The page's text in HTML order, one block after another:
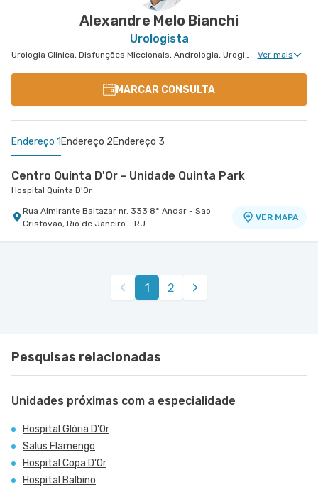
Alexandre Melo Bianchi
Urologista
Urologia Clinica, Disfunções Miccionais, Andrologia, Uroginecologia, Infertilidade Masculina, Urologia Oncológica, Cirurgia Robótica Urológica, Urologia Pediátrica Ver mais
MARCAR CONSULTA
Endereço 1 Endereço 2Endereço 3
Centro Quinta D'Or - Unidade Quinta Park
Hospital Quinta D'Or
Rua Almirante Baltazar nr. 333 8° Andar - Sao
Cristovao, Rio de Janeiro - RJ
VER MAPA
Centro Médico Niteroi D'Or- Unidade Icaraí
Rua Mariz e Barros nr. 550 - Icarai, Niteroi - RJ
Oncologia D'Or Hospital Barra D'Or
Avenida Nelson Mufarrej nr. 255 1° Andar - Barra
da Tijuca, Rio de Janeiro - RJ
1 2
Pesquisas relacionadas
Unidades próximas com a especialidade
Hospital Glória D'Or
Salus Flamengo
Hospital Copa D'Or
Hospital Balbino